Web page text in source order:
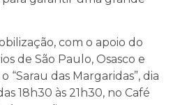
com o apoio do
de São Paulo, Osasco e
“Sarau das Margaridas”, dia
18h30 às 21h30, no Café